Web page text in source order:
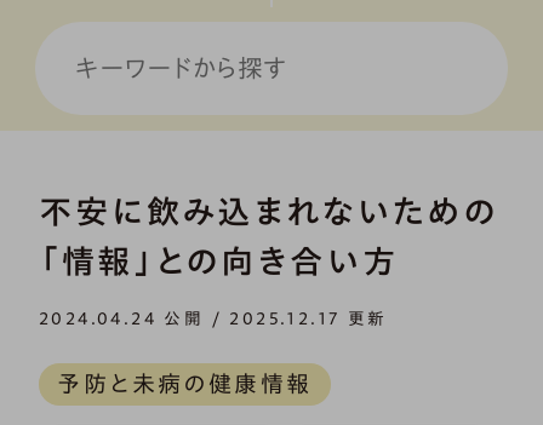
不安に飲み込まれないための
「情報」との向き合い方
2024.04.24 公開 / 2025.12.17 更新
予防と未病の健康情報